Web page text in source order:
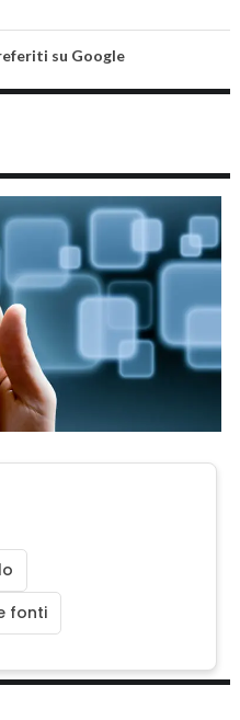
su Google
fonti